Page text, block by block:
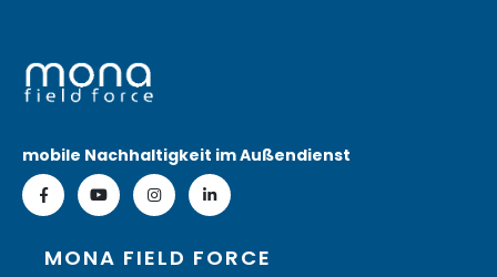
mobile Nachhaltigkeit im Außendienst
MONA FIELD FORCE